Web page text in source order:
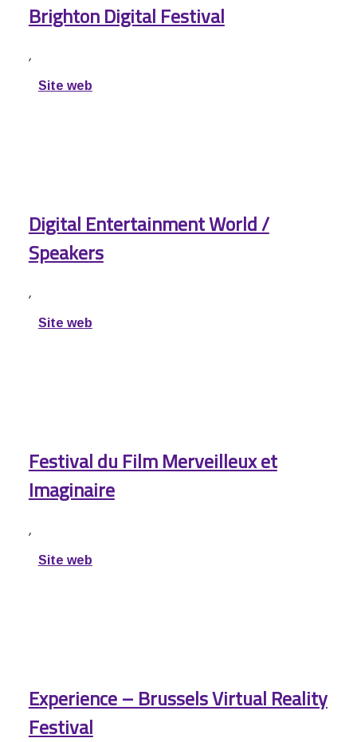
Brighton Digital Festival
,
Site web
Digital Entertainment World /
Speakers
,
Site web
Festival du Film Merveilleux et
Imaginaire
,
Site web
Experience – Brussels Virtual Reality
Festival